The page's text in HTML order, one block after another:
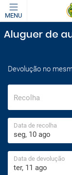
MENU
Aluguer de
Devolução no
Recolha
Data de recolha
Data de devolução